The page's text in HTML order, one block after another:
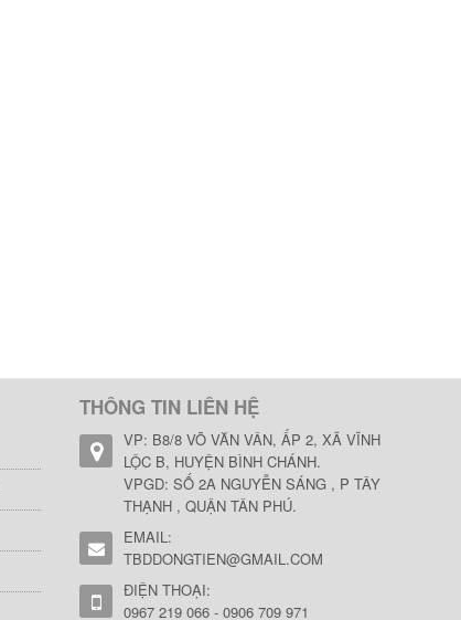
THÔNG TIN LIÊN HỆ
VP: B8/8 VÕ VĂN VÂN, ẤP 2, XÃ VĨNH
LỘC B, HUYỆN BÌNH CHÁNH.
VPGD: SỐ 2A NGUYỄN SÁNG , P TÂY
THẠNH , QUẬN TÂN PHÚ.
EMAIL:
TBDDONGTIEN@GMAIL.COM
ĐIỆN THOẠI:
0967 219 066 - 0906 709 971